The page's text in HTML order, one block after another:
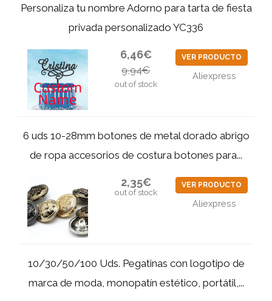
Personaliza tu nombre Adorno para tarta de fiesta
privada personalizado YC336
6,46€
9,94€
out of stock
VER PRODUCTO
Aliexpress
6 uds 10-28mm botones de metal dorado abrigo
de ropa accesorios de costura botones para...
2,35€
out of stock
VER PRODUCTO
Aliexpress
10/30/50/100 Uds. Pegatinas con logotipo de
marca de moda, monopatín estético, portátil,...